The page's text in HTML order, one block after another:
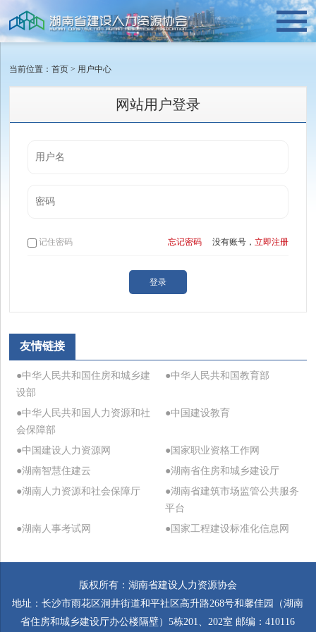
当前位置：首页 > 用户中心
网站用户登录
记住密码 没有账号， 立即注册
忘记密码
友情链接
●中华人民共和国住房和城乡建
设部
●中华人民共和国教育部
●中华人民共和国人力资源和社
会保障部
●中国建设教育
●中国建设人力资源网
●国家职业资格工作网
●湖南智慧住建云
●湖南省住房和城乡建设厅
●湖南人力资源和社会保障厅
●湖南省建筑市场监管公共服务
平台
●湖南人事考试网
●国家工程建设标准化信息网
版权所有：湖南省建设人力资源协会
地址：长沙市雨花区洞井街道和平社区高升路268号和馨佳园（湖南
省住房和城乡建设厅办公楼隔壁）5栋201、202室 邮编：410116